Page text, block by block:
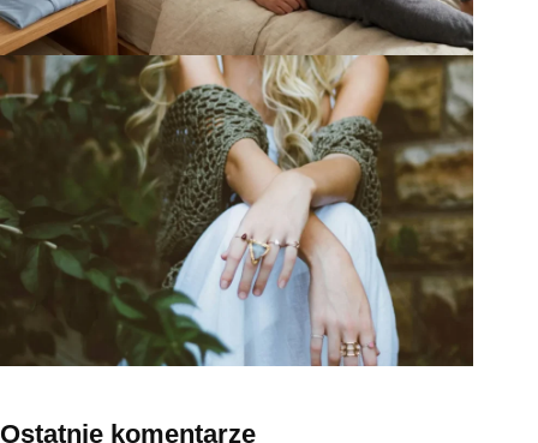
Ostatnie komentarze